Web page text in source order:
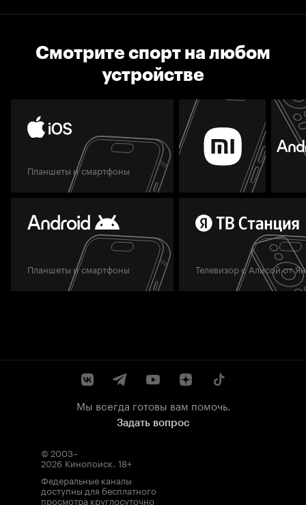
Смотрите спорт на любом
устройстве
Планшеты и смартфоны
Планшеты и смартфоны Телевизор с Алисой от
Мы всегда готовы вам помочь.
Задать вопрос
© 2003–
2026 Кинопоиск. 18+
Федеральные каналы
доступны для бесплатного
просмотра круглосуточно